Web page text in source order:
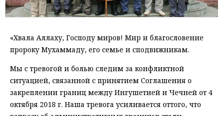
«Хвала Аллаху, Господу миров! Мир и благословение
пророку Мухаммаду, его семье и сподвижникам.
Мы с тревогой и болью следим за конфликтной
ситуацией, связанной с принятием Соглашения о
закреплении границ между Ингушетией и Чечней от 4
октября 2018 г. Наша тревога усиливается оттого, что